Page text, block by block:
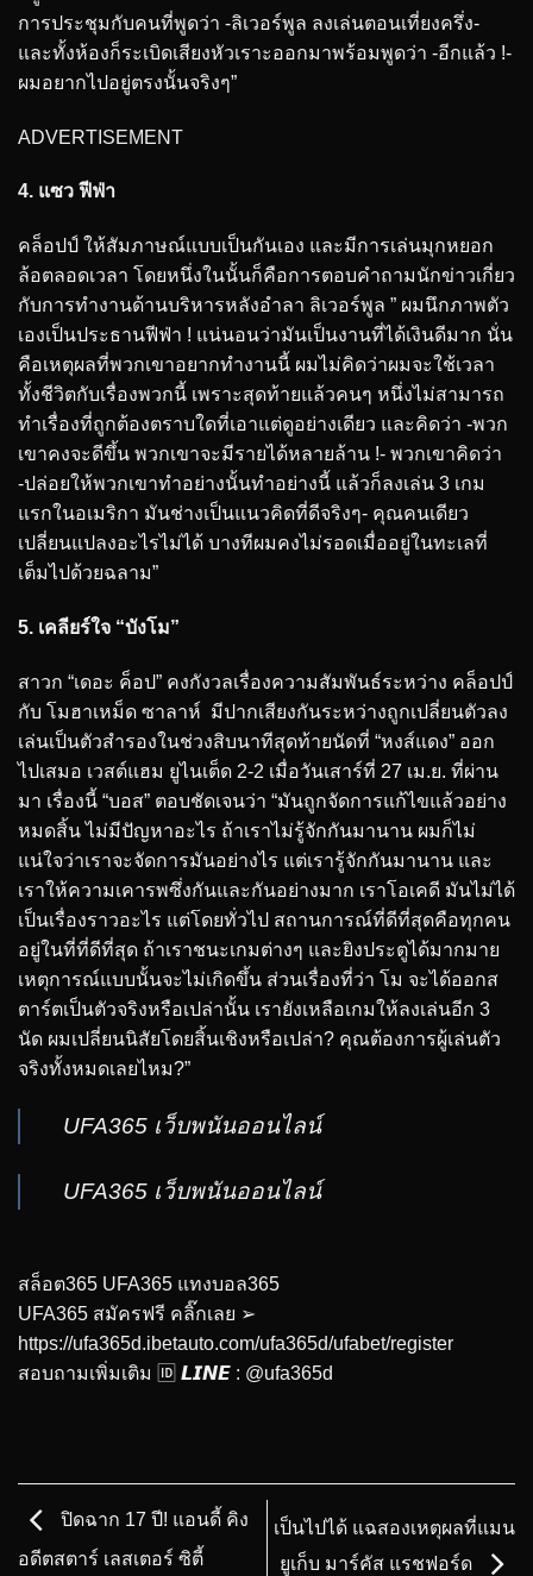
การประชุมกับคนที่พูดว่า -ลิเวอร์พูล ลงเล่นตอนเที่ยงครึ่ง-
และทั้งห้องก็ระเบิดเสียงหัวเราะออกมาพร้อมพูดว่า -อีกแล้ว !-
ผมอยากไปอยู่ตรงนั้นจริงๆ”
ADVERTISEMENT
4. แซว ฟีฟ่า
คล็อปป์ ให้สัมภาษณ์แบบเป็นกันเอง และมีการเล่นมุกหยอก
ล้อตลอดเวลา โดยหนึ่งในนั้นก็คือการตอบคำถามนักข่าวเกี่ยว
กับการทำงานด้านบริหารหลังอำลา ลิเวอร์พูล ” ผมนึกภาพตัว
เองเป็นประธานฟีฟ่า ! แน่นอนว่ามันเป็นงานที่ได้เงินดีมาก นั่น
คือเหตุผลที่พวกเขาอยากทำงานนี้ ผมไม่คิดว่าผมจะใช้เวลา
ทั้งชีวิตกับเรื่องพวกนี้ เพราะสุดท้ายแล้วคนๆ หนึ่งไม่สามารถ
ทำเรื่องที่ถูกต้องตราบใดที่เอาแต่ดูอย่างเดียว และคิดว่า -พวก
เขาคงจะดีขึ้น พวกเขาจะมีรายได้หลายล้าน !- พวกเขาคิดว่า
-ปล่อยให้พวกเขาทำอย่างนั้นทำอย่างนี้ แล้วก็ลงเล่น 3 เกม
แรกในอเมริกา มันช่างเป็นแนวคิดที่ดีจริงๆ- คุณคนเดียว
เปลี่ยนแปลงอะไรไม่ได้ บางทีผมคงไม่รอดเมื่ออยู่ในทะเลที่
เต็มไปด้วยฉลาม”
5. เคลียร์ใจ “บังโม”
สาวก “เดอะ ค็อป” คงกังวลเรื่องความสัมพันธ์ระหว่าง คล็อปป์
กับ โมฮาเหม็ด ซาลาห์ มีปากเสียงกันระหว่างถูกเปลี่ยนตัวลง
เล่นเป็นตัวสำรองในช่วงสิบนาทีสุดท้ายนัดที่ “หงส์แดง” ออก
ไปเสมอ เวสต์แฮม ยูไนเต็ด 2-2 เมื่อวันเสาร์ที่ 27 เม.ย. ที่ผ่าน
มา เรื่องนี้ “บอส” ตอบชัดเจนว่า “มันถูกจัดการแก้ไขแล้วอย่าง
หมดสิ้น ไม่มีปัญหาอะไร ถ้าเราไม่รู้จักกันมานาน ผมก็ไม่
แน่ใจว่าเราจะจัดการมันอย่างไร แต่เรารู้จักกันมานาน และ
เราให้ความเคารพซึ่งกันและกันอย่างมาก เราโอเคดี มันไม่ได้
เป็นเรื่องราวอะไร แต่โดยทั่วไป สถานการณ์ที่ดีที่สุดคือทุกคน
อยู่ในที่ที่ดีที่สุด ถ้าเราชนะเกมต่างๆ และยิงประตูได้มากมาย
เหตุการณ์แบบนั้นจะไม่เกิดขึ้น ส่วนเรื่องที่ว่า โม จะได้ออกส
ตาร์ตเป็นตัวจริงหรือเปล่านั้น เรายังเหลือเกมให้ลงเล่นอีก 3
นัด ผมเปลี่ยนนิสัยโดยสิ้นเชิงหรือเปล่า? คุณต้องการผู้เล่นตัว
จริงทั้งหมดเลยไหม?”
UFA365 เว็บพนันออนไลน์
UFA365 เว็บพนันออนไลน์
สล็อต365 UFA365 แทงบอล365
UFA365 สมัครฟรี คลิ๊กเลย ➢
https://ufa365d.ibetauto.com/ufa365d/ufabet/register
สอบถามเพิ่มเติม 🆔 𝙇𝙄𝙉𝙀 : @ufa365d
ปิดฉาก 17 ปี! แอนดี้ คิง
อดีตสตาร์ เลสเตอร์ ซิตี้
เป็นไปได้ แฉสองเหตุผลที่แมน
ยูเก็บ มาร์คัส แรชฟอร์ด